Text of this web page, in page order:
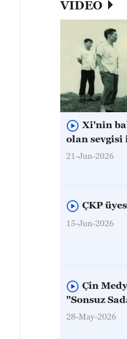
VİDEO
Xi'nin
olan sevgisi
21-Jun-2026
ÇKP
15-Jun-2026
Çin
"Sonsuz
28-May-2026